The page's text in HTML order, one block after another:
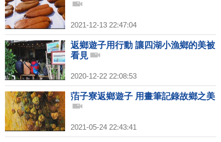
2021-12-13 22:47:04
返鄉遊子用行動 讓四湖小漁鄉的美被
看見
2020-12-22 22:08:53
萡子寮返鄉遊子 用畫筆記錄故鄉之美
2021-05-24 22:43:41